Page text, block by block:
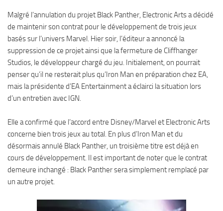
Malgré l’annulation du projet Black Panther, Electronic Arts a décidé
de maintenir son contrat pour le développement de trois jeux
basés sur l’univers Marvel. Hier soir, l’éditeur a annoncé la
suppression de ce projet ainsi que la fermeture de Cliffhanger
Studios, le développeur chargé du jeu. Initialement, on pourrait
penser qu’il ne resterait plus qu’Iron Man en préparation chez EA,
mais la présidente d’EA Entertainment a éclairci la situation lors
d’un entretien avec IGN.
Elle a confirmé que l’accord entre Disney/Marvel et Electronic Arts
concerne bien trois jeux au total. En plus d’Iron Man et du
désormais annulé Black Panther, un troisième titre est déjà en
cours de développement. Il est important de noter que le contrat
demeure inchangé : Black Panther sera simplement remplacé par
un autre projet.